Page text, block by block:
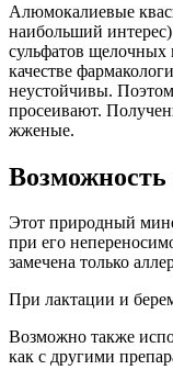
Алюмокалиевые
наибольший
сульфатов щелочных
качестве
неустойчивы.
просеивают.
жженые.
Этот природный
при его
замечена только
При лактации и
Возможно также
как с другими